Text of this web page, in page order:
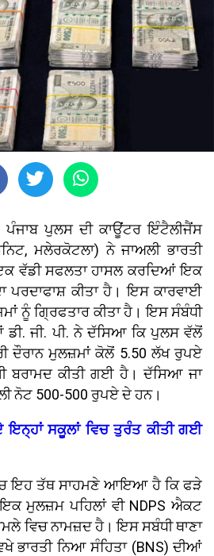
ਪੰਜਾਬ ਪੁਲਸ ਦੀ ਕਾਊਂਟਰ ਇੰਟੈਲੀਜੈਂਸ
ਮਲੇਰਕੋਟਲਾ) ਨੇ ਜਾਅਲੀ ਭਾਰਤੀ
ਵੱਡੀ ਸਫਲਤਾ ਹਾਸਲ ਕਰਦਿਆਂ ਇਕ
ਪਰਦਾਫਾਸ਼ ਕੀਤਾ ਹੈ। ਇਸ ਕਾਰਵਾਈ
ਨੂੰ ਗ੍ਰਿਫਤਾਰ ਕੀਤਾ ਹੈ। ਇਸ ਸੰਬੰਧੀ
ਡੀ. ਜੀ. ਪੀ. ਨੇ ਦੱਸਿਆ ਕਿ ਪੁਲਸ ਵੱਲੋਂ
ਦੌਰਾਨ ਮੁਲਜ਼ਮਾਂ ਕੋਲੋਂ 5.50 ਲੱਖ ਰੁਪਏ
ਬਰਾਮਦ ਕੀਤੀ ਗਈ ਹੈ। ਦੱਸਿਆ ਜਾ
ਨੋਟ 500-500 ਰੁਪਏ ਦੇ ਹਨ।
ਇਨ੍ਹਾਂ ਸਕੂਲਾਂ ਵਿਚ ਤੁਰੰਤ ਕੀਤੀ ਗਈ
ਇਹ ਤੱਥ ਸਾਹਮਣੇ ਆਇਆ ਹੈ ਕਿ ਫੜੇ
ਮੁਲਜ਼ਮ ਪਹਿਲਾਂ ਵੀ NDPS ਐਕਟ
ਵਿਚ ਨਾਮਜ਼ਦ ਹੈ। ਇਸ ਸਬੰਧੀ ਥਾਣਾ
ਭਾਰਤੀ ਨਿਆ ਸੰਹਿਤਾ (BNS) ਦੀਆਂ